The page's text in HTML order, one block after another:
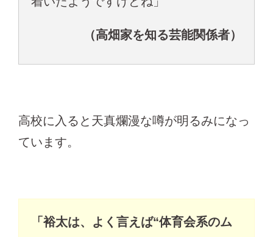
（高畑家を知る芸能関係者）
高校に入ると天真爛漫な噂が明るみになっ
ています。
「裕太は、よく言えば“体育会系のム